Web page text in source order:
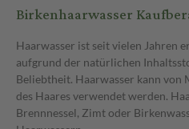
Birkenhaarwasser
Haarwasser ist seit vielen Jahren
aufgrund der natürlichen
Beliebtheit. Haarwasser kann von
des Haares verwendet werden.
Brennnessel, Zimt oder